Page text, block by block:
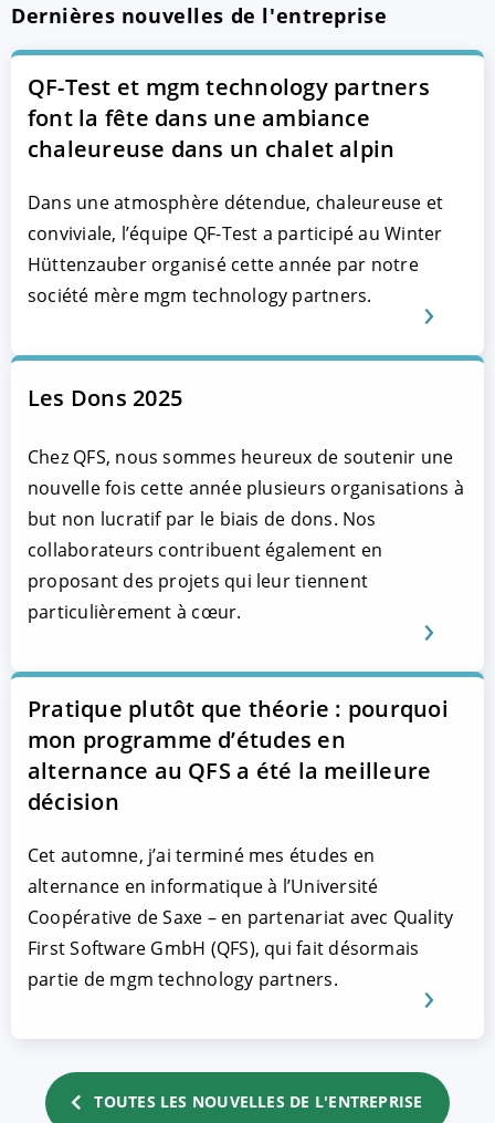
Dernières nouvelles de l'entreprise
QF-Test et mgm technology partners
font la fête dans une ambiance
chaleureuse dans un chalet alpin
Dans une atmosphère détendue, chaleureuse et
conviviale, l’équipe QF-Test a participé au Winter
Hüttenzauber organisé cette année par notre
société mère mgm technology partners.
Les Dons 2025
Chez QFS, nous sommes heureux de soutenir une
nouvelle fois cette année plusieurs organisations à
but non lucratif par le biais de dons. Nos
collaborateurs contribuent également en
proposant des projets qui leur tiennent
particulièrement à cœur.
Pratique plutôt que théorie : pourquoi
mon programme d’études en
alternance au QFS a été la meilleure
décision
Cet automne, j’ai terminé mes études en
alternance en informatique à l’Université
Coopérative de Saxe – en partenariat avec Quality
First Software GmbH (QFS), qui fait désormais
partie de mgm technology partners.
TOUTES LES NOUVELLES DE L'ENTREPRISE